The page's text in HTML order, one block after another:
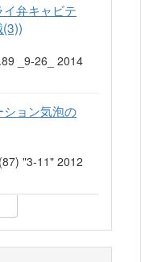
弁キャビテ
_9-26_ 2014
ョン気泡の
"3-11" 2012